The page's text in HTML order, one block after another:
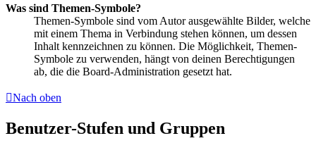
Was sind Themen-Symbole?
Themen-Symbole sind vom Autor ausgewählte Bilder, welche
mit einem Thema in Verbindung stehen können, um dessen
Inhalt kennzeichnen zu können. Die Möglichkeit, Themen-
Symbole zu verwenden, hängt von deinen Berechtigungen
ab, die die Board-Administration gesetzt hat.
Nach oben
Benutzer-Stufen und Gruppen